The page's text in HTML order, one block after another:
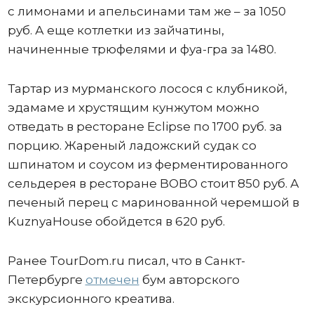
с лимонами и апельсинами там же – за 1050
руб. А еще котлетки из зайчатины,
начиненные трюфелями и фуа-гра за 1480.
Тартар из мурманского лосося с клубникой,
эдамаме и хрустящим кунжутом можно
отведать в ресторане Eclipse по 1700 руб. за
порцию. Жареный ладожский судак со
шпинатом и соусом из ферментированного
сельдерея в ресторане BOBO стоит 850 руб. А
печеный перец с маринованной черемшой в
KuznyaHouse обойдется в 620 руб.
Ранее TourDom.ru писал, что в Санкт-
Петербурге отмечен бум авторского
экскурсионного креатива.